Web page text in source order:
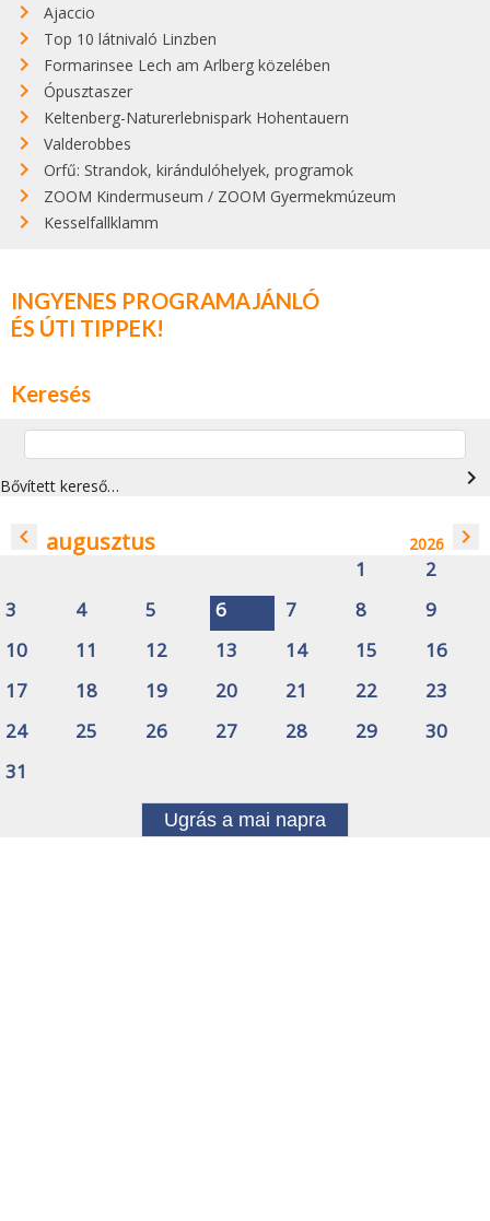
Ajaccio
Top 10 látnivaló Linzben
Formarinsee Lech am Arlberg közelében
Ópusztaszer
Keltenberg-Naturerlebnispark Hohentauern
Valderobbes
Orfű: Strandok, kirándulóhelyek, programok
ZOOM Kindermuseum / ZOOM Gyermekmúzeum
Kesselfallklamm
INGYENES PROGRAMAJÁNLÓ
ÉS ÚTI TIPPEK!
Keresés
Bővített kereső… navigate_next
navigate_before augusztus 2026 navigate_next
1
2
3
4 5 6 7 8
9
10
11 12 13 14 15
16
17
18 19 20 21 22
23
24
25 26 27 28 29
30
31
Ugrás a mai napra